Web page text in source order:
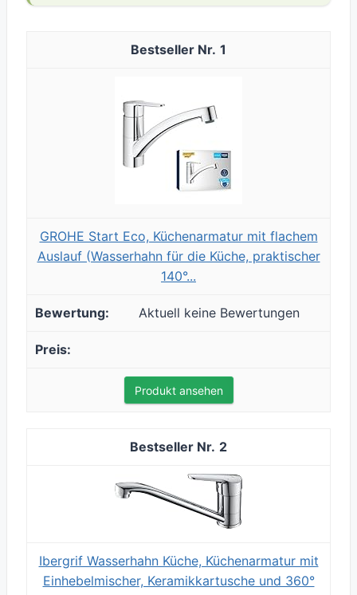
1
GROHE Start Eco, Küchenarmatur mit flachem
Auslauf (Wasserhahn für die Küche, praktischer
140°...
Aktuell keine Bewertungen
Produkt ansehen
2
Ibergrif Wasserhahn Küche, Küchenarmatur mit
Einhebelmischer, Keramikkartusche und 360°